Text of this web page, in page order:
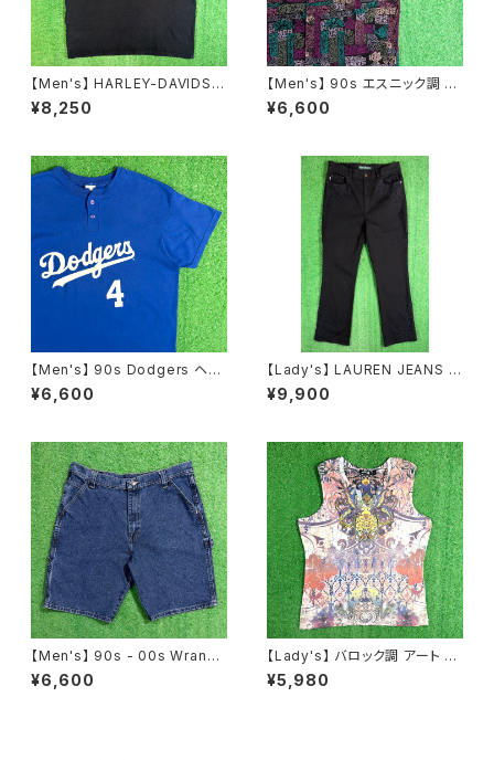
【Men's】 HARLEY-DAVIDSO
N ノースリーブ Tシャツ / 古着
メンズ ハーレーダビッドソン ハ
¥8,250
【Men's】 90s エスニック調 総
柄 シャツ / 90年代 半袖 メンズ
柄シャツ N1588
¥6,600
【Men's】 90s Dodgers ヘン
リーネック Tシャツ / アメリカ製
USA製 90年代 ティーシャツ T
¥6,600
【Lady's】 LAUREN JEANS R
ALPH LAUREN レースデザイ
ン フレアパンツ / 古着 パンツ フ
¥9,900
【Men's】 90s - 00s Wrangl
er デニム ペインター ハーフパ
ンツ / 90年代 ラングラー ハー
¥6,600
【Lady's】 バロック調 アート デ
ザイン ノースリーブ Tシャツ /
古着 タンクトップ トップス ティ
¥5,980